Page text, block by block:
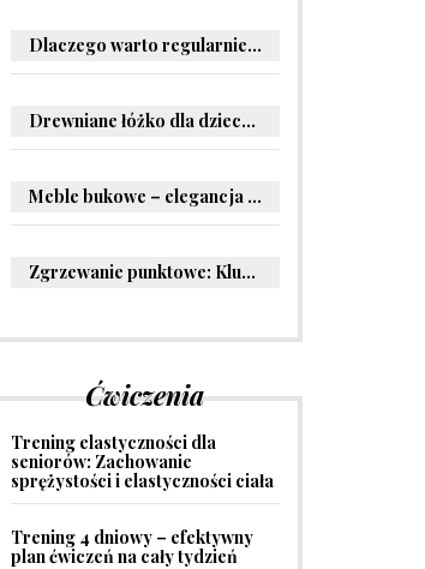
Dlaczego warto regularnie odwiedzać stomatologa?
Drewniane łóżko dla dziecka – oryginalne pomysły na aranżację pokoju malucha
Meble bukowe – elegancja i trwałość w Twoim wnętrzu
Zgrzewanie punktowe: Kluczowe informacje i zastosowania w przemyśle
Ćwiczenia
Trening elastyczności dla
seniorów: Zachowanie
sprężystości i elastyczności ciała
Trening 4 dniowy – efektywny
plan ćwiczeń na cały tydzień